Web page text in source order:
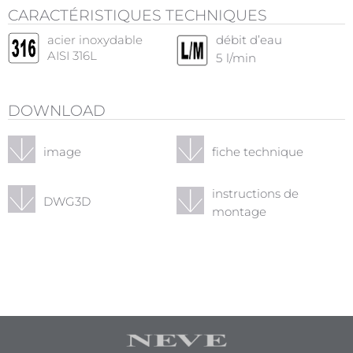
CARACTÉRISTIQUES TECHNIQUES
acier inoxydable
AISI 316L
débit d’eau
5 l/min
DOWNLOAD
image fiche technique
DWG3D
instructions de
montage